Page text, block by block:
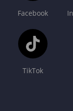
Facebook
TikTok